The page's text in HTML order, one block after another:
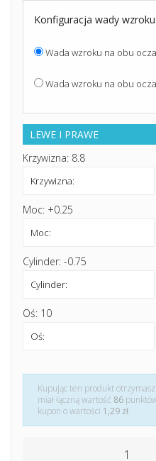
Konfiguracja wady wzroku
Wada wzroku na obu
Wada wzroku na obu
LEWE I PRAWE
Krzywizna: 8.8
Moc: +0.25
Cylinder: -0.75
Oś: 10
Kupując ten produkt otrzymasz
miał łączną wartość 86
kupon o wartości 1,29 zł.